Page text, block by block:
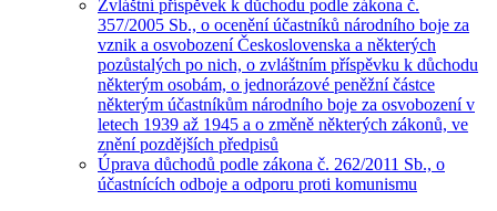
Zvláštní příspěvek k důchodu podle zákona č.
357/2005 Sb., o ocenění účastníků národního boje za
vznik a osvobození Československa a některých
pozůstalých po nich, o zvláštním příspěvku k důchodu
některým osobám, o jednorázové peněžní částce
některým účastníkům národního boje za osvobození v
letech 1939 až 1945 a o změně některých zákonů, ve
znění pozdějších předpisů
Úprava důchodů podle zákona č. 262/2011 Sb., o
účastnících odboje a odporu proti komunismu